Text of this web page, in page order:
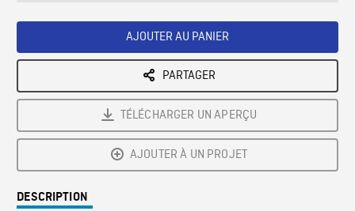
AJOUTER AU PANIER
PARTAGER
TÉLÉCHARGER UN APERÇU
AJOUTER À UN PROJET
DESCRIPTION